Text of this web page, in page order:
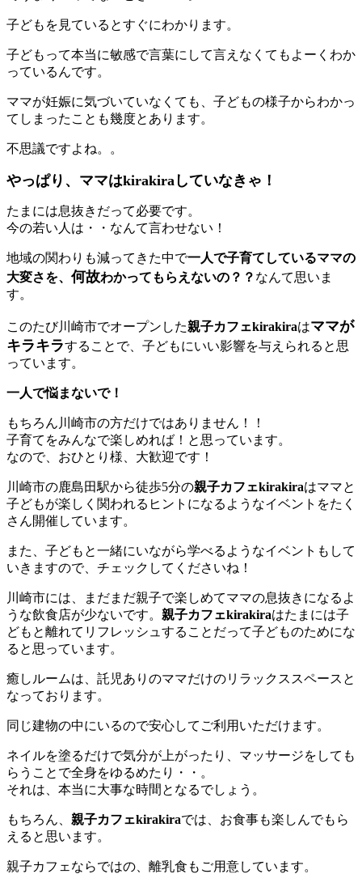
子どもを見ているとすぐにわかります。
子どもって本当に敏感で言葉にして言えなくてもよーくわか
っているんです。
ママが妊娠に気づいていなくても、子どもの様子からわかっ
てしまったことも幾度とあります。
不思議ですよね。。
やっぱり、ママはkirakiraしていなきゃ！
たまには息抜きだって必要です。
今の若い人は・・なんて言わせない！
地域の関わりも減ってきた中で一人で子育てしているママの
大変さを、 何故わかってもらえないの？？ なんて思いま
す。
このたび川崎市でオープンした親子カフェkirakiraはママが
キラキラすることで、子どもにいい影響を与えられると思
っています。
一人で悩まないで！
もちろん川崎市の方だけではありません！！
子育てをみんなで楽しめれば！と思っています。
なので、おひとり様、大歓迎です！
川崎市の鹿島田駅から徒歩5分の親子カフェkirakiraはママと
子どもが楽しく関われるヒントになるようなイベントをたく
さん開催しています。
また、子どもと一緒にいながら学べるようなイベントもして
いきますので、チェックしてくださいね！
川崎市には、まだまだ親子で楽しめてママの息抜きになるよ
うな飲食店が少ないです。 親子カフェkirakiraはたまには子
どもと離れてリフレッシュすることだって子どものためにな
ると思っています。
癒しルームは、託児ありのママだけのリラックススペースと
なっております。
同じ建物の中にいるので安心してご利用いただけます。
ネイルを塗るだけで気分が上がったり、マッサージをしても
らうことで全身をゆるめたり・・。
それは、本当に大事な時間となるでしょう。
もちろん、 親子カフェkirakiraでは、お食事も楽しんでもら
えると思います。
親子カフェならではの、離乳食もご用意しています。